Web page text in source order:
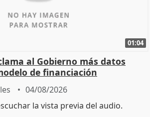
01:04
al Gobierno más datos
de financiación
04/08/2026